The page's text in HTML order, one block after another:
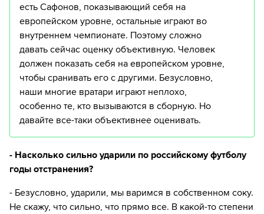
есть Сафонов, показывающий себя на
европейском уровне, остальные играют во
внутреннем чемпионате. Поэтому сложно
давать сейчас оценку объективную. Человек
должен показать себя на европейском уровне,
чтобы сранивать его с другими. Безусловно,
наши многие вратари играют неплохо,
особенно те, кто вызываются в сборную. Но
давайте все-таки объективнее оценивать.
- Насколько сильно ударили по российскому футболу
годы отстранения?
- Безусловно, ударили, мы варимся в собственном соку.
Не скажу, что сильно, что прямо все. В какой-то степени